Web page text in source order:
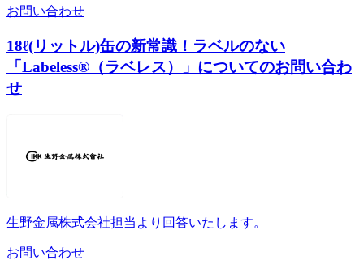
お問い合わせ
18ℓ(リットル)缶の新常識！ラベルのない
「Labeless®（ラベレス）」についてのお問い合わ
せ
生野金属株式会社担当より回答いたします。
お問い合わせ